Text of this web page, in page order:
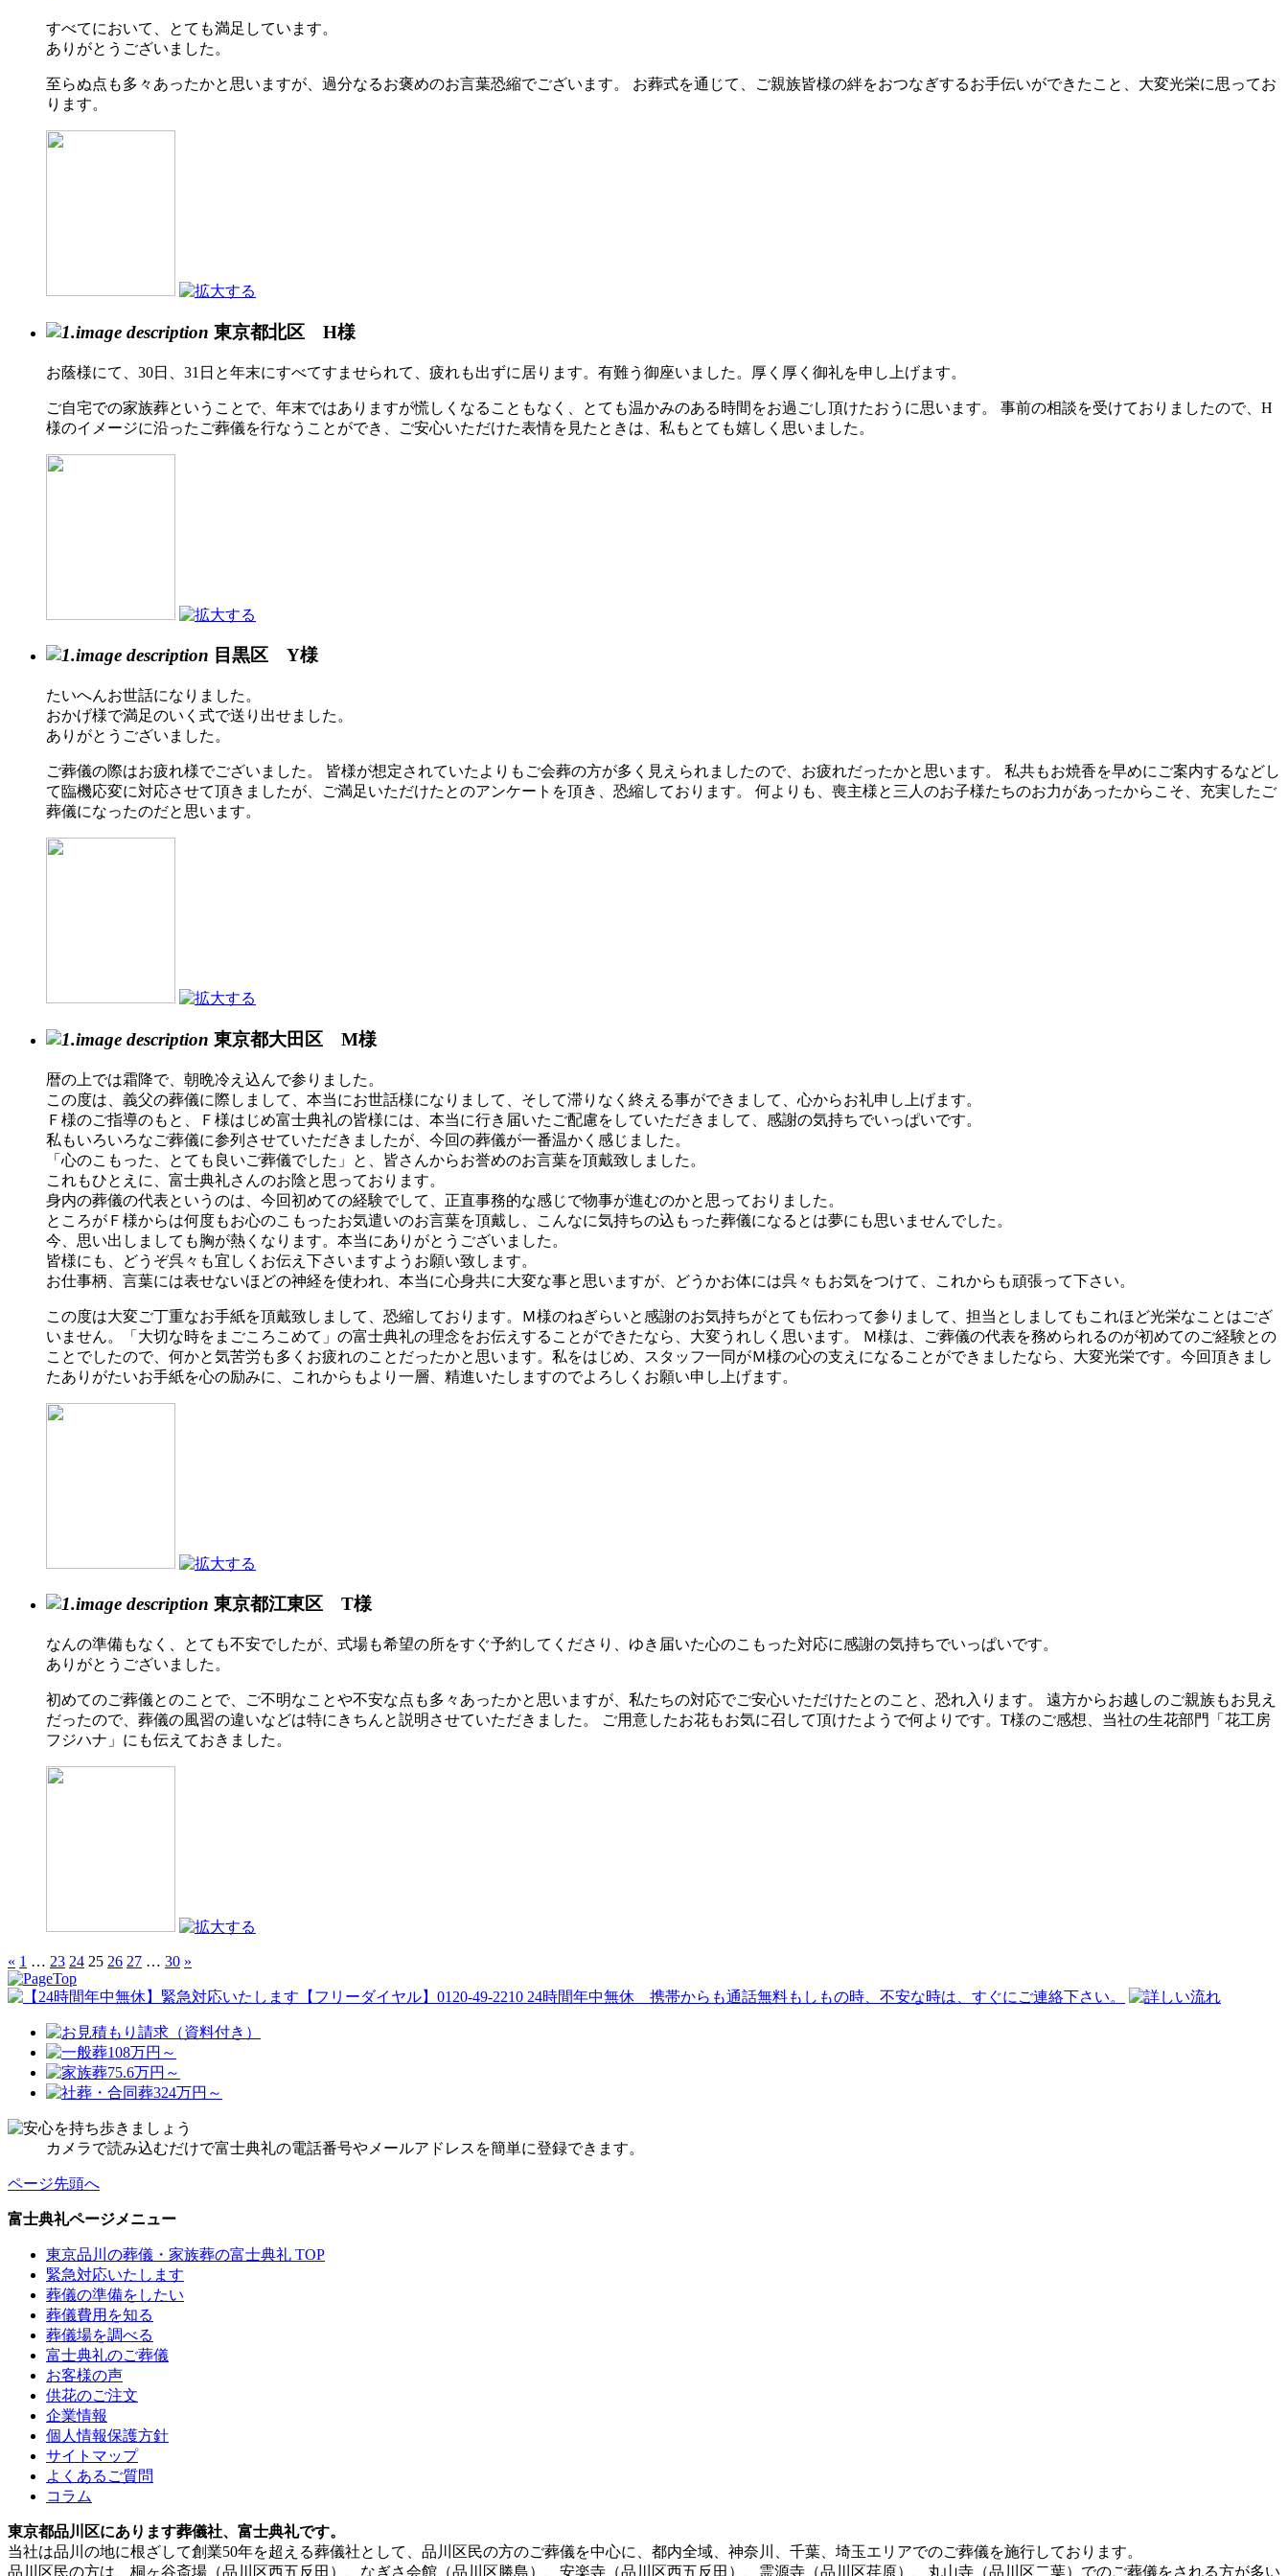
すべてにおいて、とても満足しています。
ありがとうございました。
至らぬ点も多々あったかと思いますが、過分なるお褒めのお言葉恐縮でございます。 お葬式を通じて、ご親族皆様の絆をおつなぎするお手伝いができたこと、大変光栄に思ってお
ります。
東京都北区 H様
お蔭様にて、30日、31日と年末にすべてすませられて、疲れも出ずに居ります。有難う御座いました。厚く厚く御礼を申し上げます。
ご自宅での家族葬ということで、年末ではありますが慌しくなることもなく、とても温かみのある時間をお過ごし頂けたおうに思います。 事前の相談を受けておりましたので、H
様のイメージに沿ったご葬儀を行なうことができ、ご安心いただけた表情を見たときは、私もとても嬉しく思いました。
目黒区 Y様
たいへんお世話になりました。
おかげ様で満足のいく式で送り出せました。
ありがとうございました。
ご葬儀の際はお疲れ様でございました。 皆様が想定されていたよりもご会葬の方が多く見えられましたので、お疲れだったかと思います。 私共もお焼香を早めにご案内するなどし
て臨機応変に対応させて頂きましたが、ご満足いただけたとのアンケートを頂き、恐縮しております。 何よりも、喪主様と三人のお子様たちのお力があったからこそ、充実したご
葬儀になったのだと思います。
東京都大田区 M様
暦の上では霜降で、朝晩冷え込んで参りました。
この度は、義父の葬儀に際しまして、本当にお世話様になりまして、そして滞りなく終える事ができまして、心からお礼申し上げます。
Ｆ様のご指導のもと、Ｆ様はじめ富士典礼の皆様には、本当に行き届いたご配慮をしていただきまして、感謝の気持ちでいっぱいです。
私もいろいろなご葬儀に参列させていただきましたが、今回の葬儀が一番温かく感じました。
「心のこもった、とても良いご葬儀でした」と、皆さんからお誉めのお言葉を頂戴致しました。
これもひとえに、富士典礼さんのお陰と思っております。
身内の葬儀の代表というのは、今回初めての経験でして、正直事務的な感じで物事が進むのかと思っておりました。
ところがＦ様からは何度もお心のこもったお気遣いのお言葉を頂戴し、こんなに気持ちの込もった葬儀になるとは夢にも思いませんでした。
今、思い出しましても胸が熱くなります。本当にありがとうございました。
皆様にも、どうぞ呉々も宜しくお伝え下さいますようお願い致します。
お仕事柄、言葉には表せないほどの神経を使われ、本当に心身共に大変な事と思いますが、どうかお体には呉々もお気をつけて、これからも頑張って下さい。
この度は大変ご丁重なお手紙を頂戴致しまして、恐縮しております。Ｍ様のねぎらいと感謝のお気持ちがとても伝わって参りまして、担当としましてもこれほど光栄なことはござ
いません。「大切な時をまごころこめて」の富士典礼の理念をお伝えすることができたなら、大変うれしく思います。 Ｍ様は、ご葬儀の代表を務められるのが初めてのご経験との
ことでしたので、何かと気苦労も多くお疲れのことだったかと思います。私をはじめ、スタッフ一同がＭ様の心の支えになることができましたなら、大変光栄です。今回頂きまし
たありがたいお手紙を心の励みに、これからもより一層、精進いたしますのでよろしくお願い申し上げます。
東京都江東区 T様
なんの準備もなく、とても不安でしたが、式場も希望の所をすぐ予約してくださり、ゆき届いた心のこもった対応に感謝の気持ちでいっぱいです。
ありがとうございました。
初めてのご葬儀とのことで、ご不明なことや不安な点も多々あったかと思いますが、私たちの対応でご安心いただけたとのこと、恐れ入ります。 遠方からお越しのご親族もお見え
だったので、葬儀の風習の違いなどは特にきちんと説明させていただきました。 ご用意したお花もお気に召して頂けたようで何よりです。T様のご感想、当社の生花部門「花工房
フジハナ」にも伝えておきました。
« 1 … 23 24 25 26 27 … 30 »
カメラで読み込むだけで富士典礼の電話番号やメールアドレスを簡単に登録できます。
ページ先頭へ
富士典礼ページメニュー
東京品川の葬儀・家族葬の富士典礼 TOP
緊急対応いたします
葬儀の準備をしたい
葬儀費用を知る
葬儀場を調べる
富士典礼のご葬儀
お客様の声
供花のご注文
企業情報
個人情報保護方針
サイトマップ
よくあるご質問
コラム
東京都品川区にあります葬儀社、富士典礼です。
当社は品川の地に根ざして創業50年を超える葬儀社として、品川区民の方のご葬儀を中心に、都内全域、神奈川、千葉、埼玉エリアでのご葬儀を施行しております。
品川区民の方は、桐ヶ谷斎場（品川区西五反田）、なぎさ会館（品川区勝島）、安楽寺（品川区西五反田）、霊源寺（品川区荏原）、丸山寺（品川区二葉）でのご葬儀をされる方が多い